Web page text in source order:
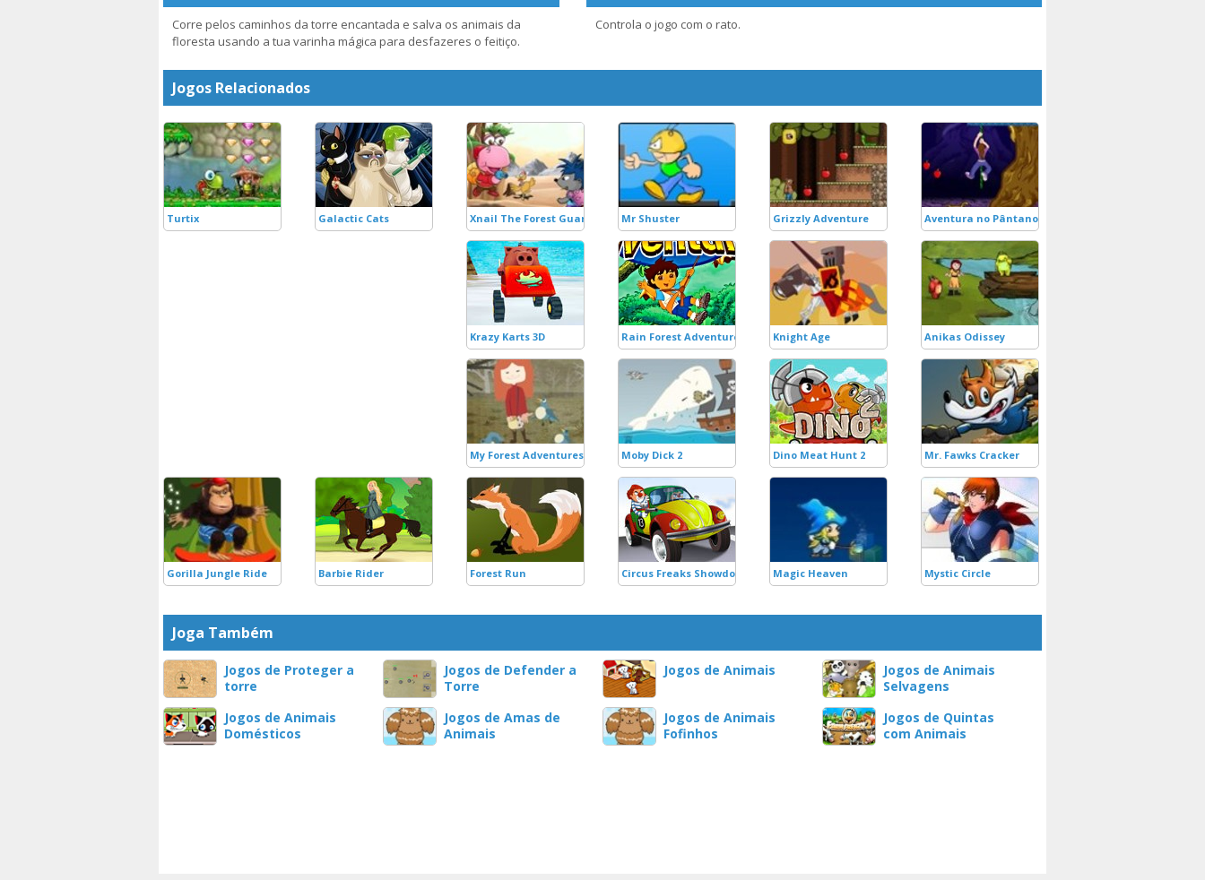
Corre pelos caminhos da torre encantada e salva os animais da
floresta usando a tua varinha mágica para desfazeres o feitiço.
Controla o jogo com o rato.
Jogos Relacionados
Turtix Galactic Cats Xnail The Forest Guard Mr Shuster Grizzly Adventure Aventura no Pântano
Krazy Karts 3D Rain Forest Adventure Knight Age Anikas Odissey
My Forest Adventures Moby Dick 2 Dino Meat Hunt 2 Mr. Fawks Cracker
Gorilla Jungle Ride Barbie Rider Forest Run Circus Freaks Showdown Magic Heaven Mystic Circle
Joga Também
Jogos de Proteger a
torre
Jogos de Defender a
Torre
Jogos de Animais
Jogos de Animais
Selvagens
Jogos de Animais
Domésticos
Jogos de Amas de
Animais
Jogos de Animais
Fofinhos
Jogos de Quintas
com Animais